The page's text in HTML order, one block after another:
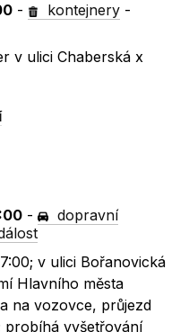
- kontejnery -
v ulici Chaberská x
-
dopravní
v ulici Bořanovická
Hlavního města
na vozovce, průjezd
probíhá vyšetřování